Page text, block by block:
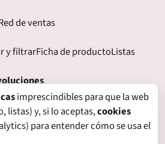
de ventas
y filtrarFicha de productoListas
Formas de pagoGastos de envío
Garantía
imprescindibles para que la web
listas) y, si lo aceptas,cookies
para entender cómo se usa el